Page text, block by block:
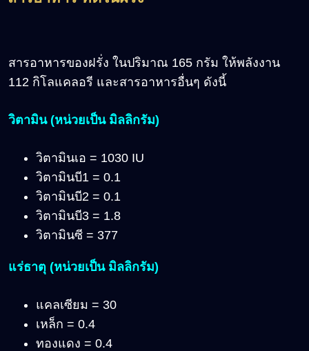
สารอาหารของฝรั่ง ในปริมาณ 165 กรัม ให้พลังงาน
112 กิโลแคลอรี และสารอาหารอื่นๆ ดังนี้
วิตามิน (หน่วยเป็น มิลลิกรัม)
วิตามินเอ = 1030 IU
วิตามินบี1 = 0.1
วิตามินบี2 = 0.1
วิตามินบี3 = 1.8
วิตามินซี = 377
แร่ธาตุ (หน่วยเป็น มิลลิกรัม)
แคลเซียม = 30
เหล็ก = 0.4
ทองแดง = 0.4